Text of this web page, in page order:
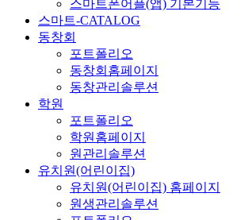
스마트폰어플(앱) 기본기능
스마트-CATALOG
동창회
포트폴리오
동창회홈페이지
동창관리솔루션
학원
포트폴리오
학원홈페이지
원관리솔루션
유치원(어린이집)
유치원(어린이집) 홈페이지
원생관리솔루션